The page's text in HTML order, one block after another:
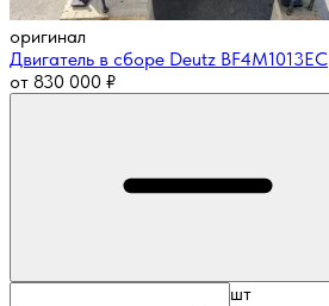
оригинал
Двигатель в сборе Deutz BF4M1013EC
от 830 000 ₽
шт